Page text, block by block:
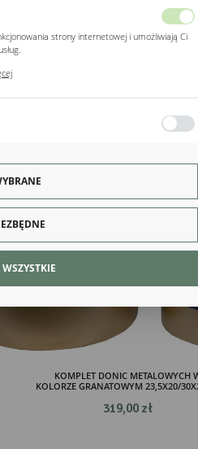
KOMPLET DONIC METALOWYCH
KOLORZE GRANATOWYM 23,5X20/
319,00 zł
strony internetowej i umożliwiają Ci
wypełniania formularzy. Dzięki plikom
preferencji. Wyrażenie zgody na
dostępność większej ilości funkcji na stronie.
i dostosowywać do Twoich potrzeb.
w zakresie wykorzystywania witryny
w formie zanonimizowanej. Wyrażenie
wszystkich funkcjonalności.
informacje i aktualności na
naszych komunikatów na podstawie analizy
przeglądanej witryny internetowej. Treści
trzecich lub firm będących naszymi
działają w charakterze pośredników